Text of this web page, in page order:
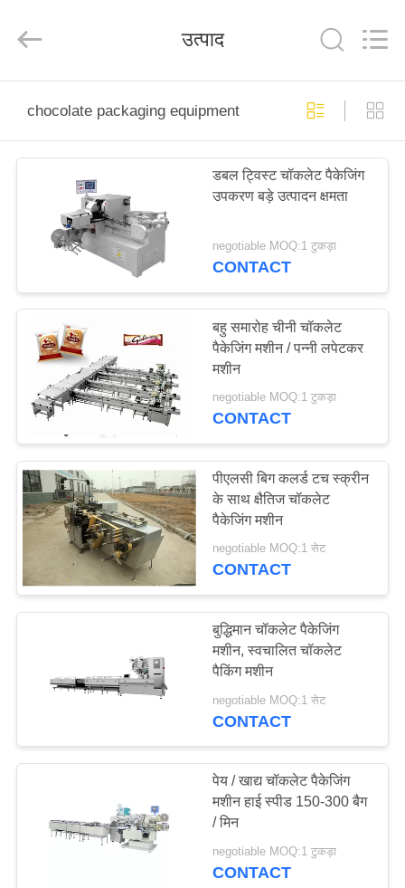
उत्पादों
कारखाना
भ्रमण
गुणवत्ता
नियंत्रण
संपर्क
करें
एक
विनती
PRIVACY
Reserved.
उत्पाद
chocolate packaging equipment
डबल ट्विस्ट चॉकलेट पैकेजिंग
उपकरण बड़े उत्पादन क्षमता
negotiable MOQ:1 टुकड़ा
CONTACT
बहु समारोह चीनी चॉकलेट
पैकेजिंग मशीन / पन्नी लपेटकर
मशीन
negotiable MOQ:1 टुकड़ा
CONTACT
पीएलसी बिग कलर्ड टच स्क्रीन
के साथ क्षैतिज चॉकलेट
पैकेजिंग मशीन
negotiable MOQ:1 सेट
CONTACT
बुद्धिमान चॉकलेट पैकेजिंग
मशीन, स्वचालित चॉकलेट
पैकिंग मशीन
negotiable MOQ:1 सेट
CONTACT
पेय / खाद्य चॉकलेट पैकेजिंग
मशीन हाई स्पीड 150-300 बैग
/ मिन
negotiable MOQ:1 टुकड़ा
CONTACT